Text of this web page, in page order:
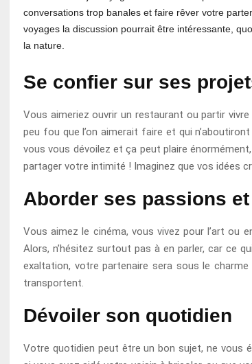
conversations trop banales et faire rêver votre
voyages la discussion pourrait être intéressante,
la nature.
Se confier sur ses
Vous aimeriez ouvrir un restaurant ou partir
peu fou que l’on aimerait faire et qui
vous vous dévoilez et ça peut plaire
partager votre intimité ! Imaginez que vos idées
Aborder ses passions
Vous aimez le cinéma, vous vivez pour l’art ou
Alors, n’hésitez surtout pas à en parler, car ce
exaltation, votre partenaire sera sous le
transportent.
Dévoiler son quotidien
Votre quotidien peut être un bon sujet, ne vous